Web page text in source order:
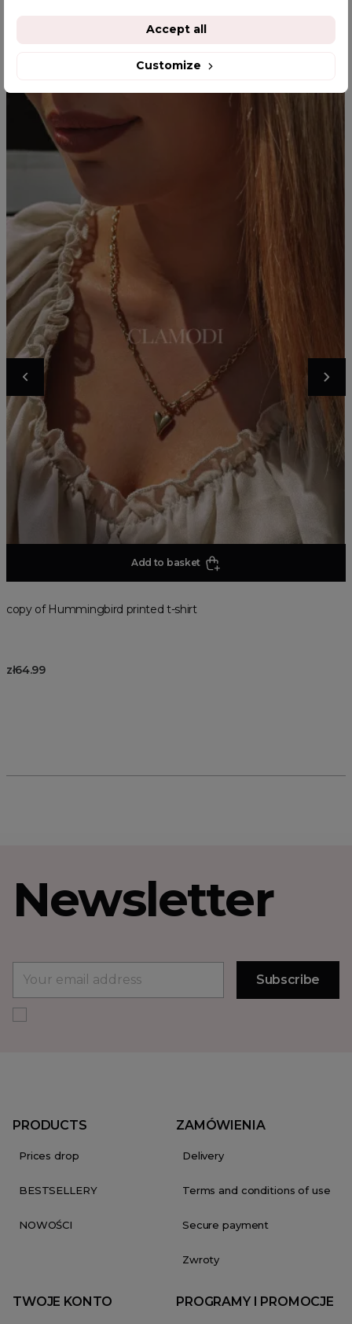
Add to basket
copy of Hummingbird printed t-shirt
zł64.99
Newsletter
PRODUCTS
Prices drop
BESTSELLERY
NOWOŚCI
ZAMÓWIENIA
Delivery
Terms and conditions of use
Secure payment
Zwroty
TWOJE KONTO PROGRAMY I PROMOCJE
Customize
Accept all